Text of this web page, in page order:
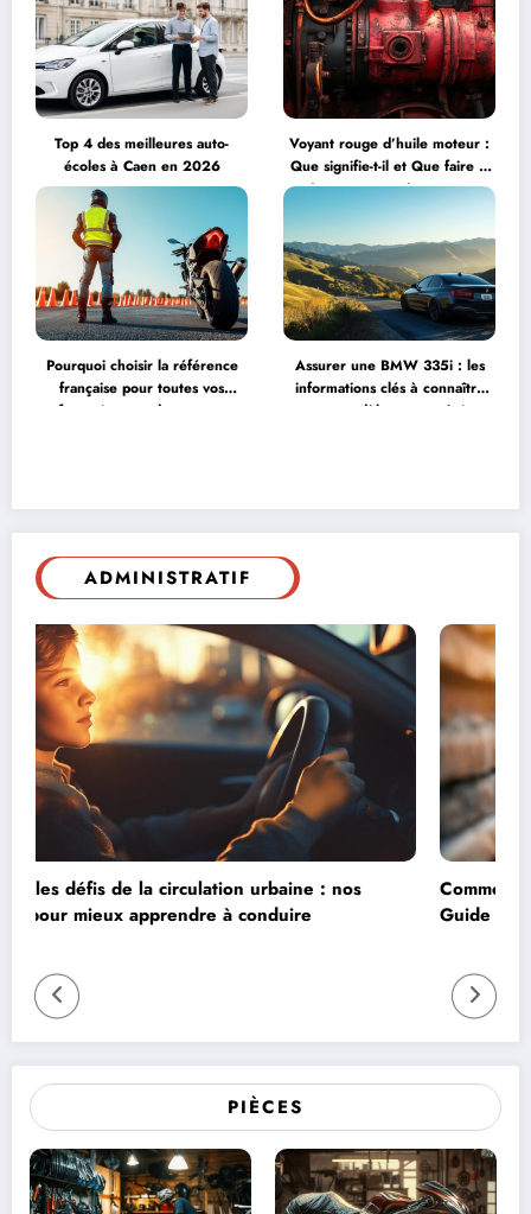
Top 4 des meilleures auto-
écoles à Caen en 2026
Voyant rouge d’huile moteur :
Que signifie-t-il et Que faire ?
Les erreurs qui peuvent
détruire votre moteur
Pourquoi choisir la référence
française pour toutes vos
formations en deux-roues
Assurer une BMW 335i : les
informations clés à connaître
sur ce modèle pour maîtriser
ADMINISTRATIF
Comment remplir un constat voiture contre mur ?
Guide pour documenter précisément les dégâts
PIÈCES